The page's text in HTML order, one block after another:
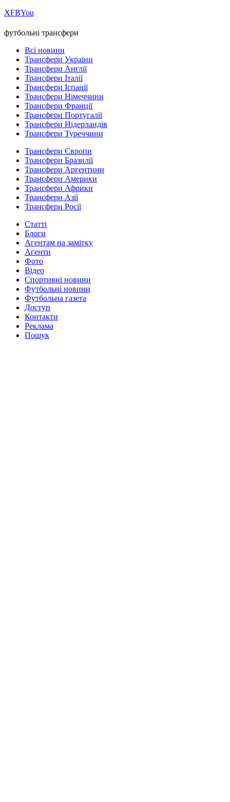
ХFBYou
футбольні трансфери
Всі новини
Трансфери України
Трансфери Англії
Трансфери Італії
Трансфери Іспанії
Трансфери Німеччини
Трансфери Франції
Трансфери Португалії
Трансфери Нідерландів
Трансфери Туреччини
Трансфери Європи
Трансфери Бразилії
Трансфери Аргентини
Трансфери Америки
Трансфери Африки
Трансфери Азії
Трансфери Росії
Статті
Блоги
Агентам на замітку
Агенти
Фото
Відео
Спортивні новини
Футбольні новини
Футбольна газета
Доступ
Контакти
Реклама
Пошук